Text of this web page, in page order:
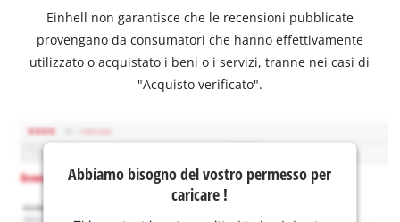
Einhell non garantisce che le recensioni pubblicate
provengano da consumatori che hanno effettivamente
utilizzato o acquistato i beni o i servizi, tranne nei casi di
"Acquisto verificato".
Abbiamo bisogno del vostro permesso per
caricare !